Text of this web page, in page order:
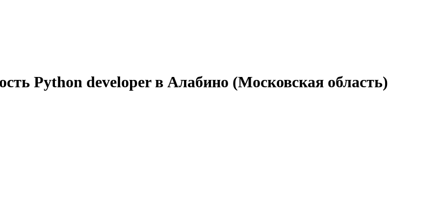
Python developer в Алабино (Московская область)